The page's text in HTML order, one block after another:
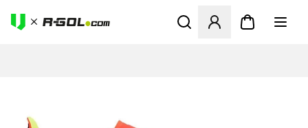
Ανοίγει ένα Modal για να